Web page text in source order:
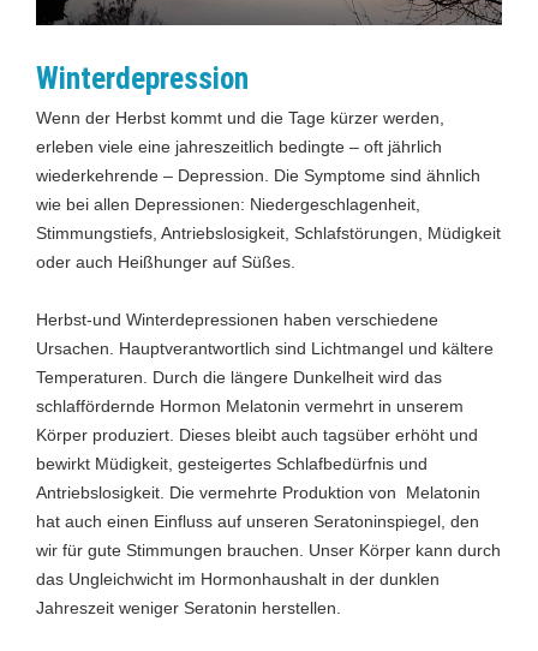
Winterdepression
Wenn der Herbst kommt und die Tage kürzer werden,
erleben viele eine jahreszeitlich bedingte – oft jährlich
wiederkehrende – Depression. Die Symptome sind ähnlich
wie bei allen Depressionen: Niedergeschlagenheit,
Stimmungstiefs, Antriebslosigkeit, Schlafstörungen, Müdigkeit
oder auch Heißhunger auf Süßes.
Herbst-und Winterdepressionen haben verschiedene
Ursachen. Hauptverantwortlich sind Lichtmangel und kältere
Temperaturen. Durch die längere Dunkelheit wird das
schlaffördernde Hormon Melatonin vermehrt in unserem
Körper produziert. Dieses bleibt auch tagsüber erhöht und
bewirkt Müdigkeit, gesteigertes Schlafbedürfnis und
Antriebslosigkeit. Die vermehrte Produktion von Melatonin
hat auch einen Einfluss auf unseren Seratoninspiegel, den
wir für gute Stimmungen brauchen. Unser Körper kann durch
das Ungleichwicht im Hormonhaushalt in der dunklen
Jahreszeit weniger Seratonin herstellen.